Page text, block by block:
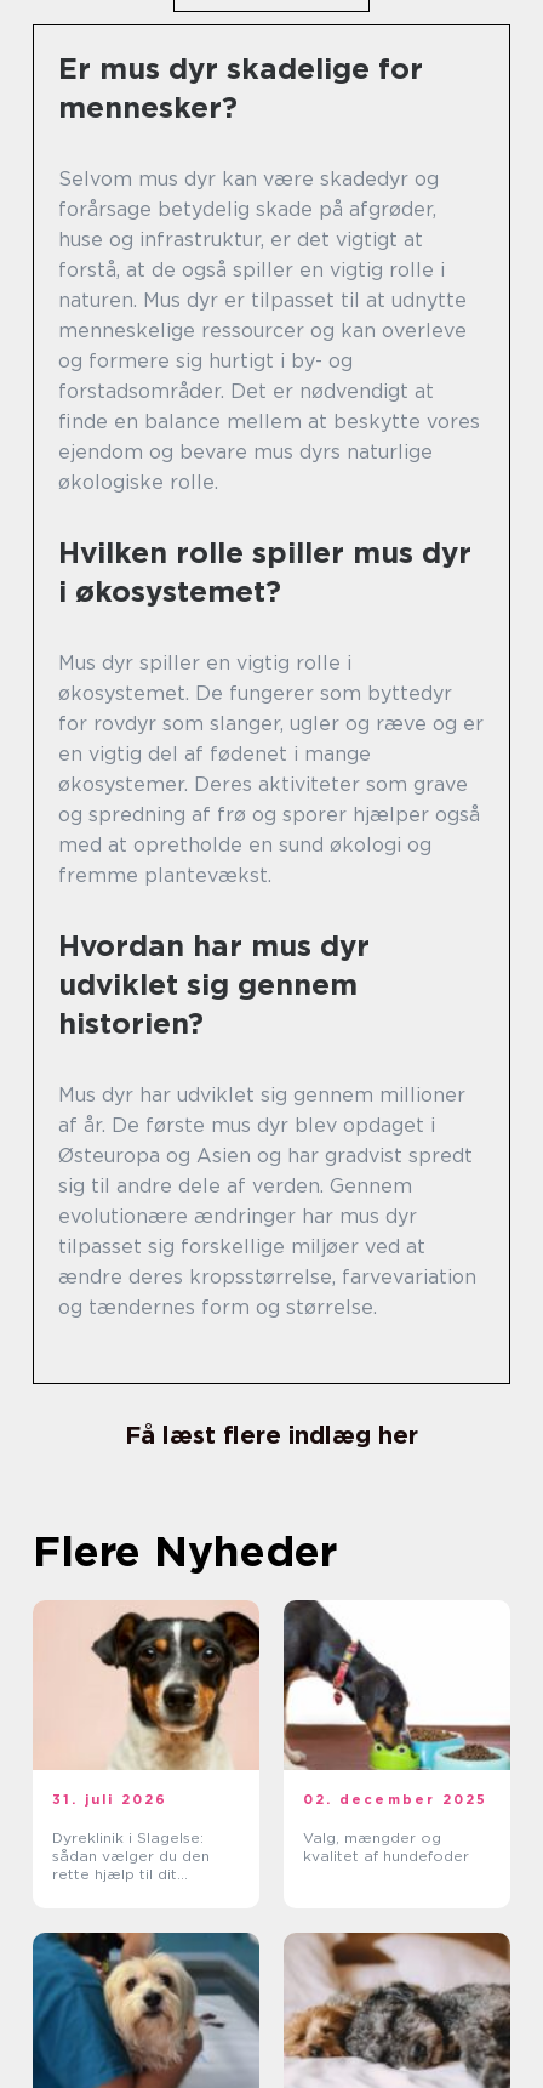
Er mus dyr skadelige for
mennesker?
Selvom mus dyr kan være skadedyr og
forårsage betydelig skade på afgrøder,
huse og infrastruktur, er det vigtigt at
forstå, at de også spiller en vigtig rolle i
naturen. Mus dyr er tilpasset til at udnytte
menneskelige ressourcer og kan overleve
og formere sig hurtigt i by- og
forstadsområder. Det er nødvendigt at
finde en balance mellem at beskytte vores
ejendom og bevare mus dyrs naturlige
økologiske rolle.
Hvilken rolle spiller mus dyr
i økosystemet?
Mus dyr spiller en vigtig rolle i
økosystemet. De fungerer som byttedyr
for rovdyr som slanger, ugler og ræve og er
en vigtig del af fødenet i mange
økosystemer. Deres aktiviteter som grave
og spredning af frø og sporer hjælper også
med at opretholde en sund økologi og
fremme plantevækst.
Hvordan har mus dyr
udviklet sig gennem
historien?
Mus dyr har udviklet sig gennem millioner
af år. De første mus dyr blev opdaget i
Østeuropa og Asien og har gradvist spredt
sig til andre dele af verden. Gennem
evolutionære ændringer har mus dyr
tilpasset sig forskellige miljøer ved at
ændre deres kropsstørrelse, farvevariation
og tændernes form og størrelse.
Få læst flere indlæg her
Flere Nyheder
31. juli 2026
Dyreklinik i Slagelse:
sådan vælger du den
rette hjælp til dit
02. december 2025
Valg, mængder og
kvalitet af hundefoder